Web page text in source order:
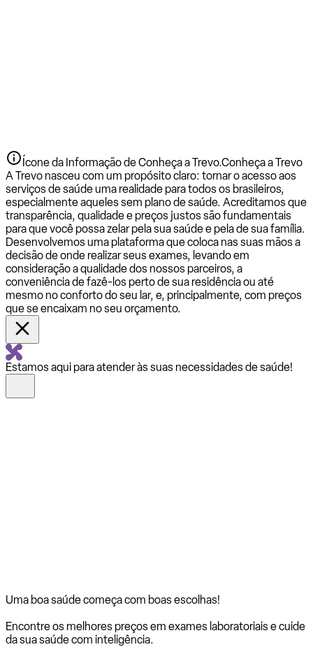
Ícone da Informação de Conheça a Trevo.Conheça a Trevo
A Trevo nasceu com um propósito claro: tornar o acesso aos
serviços de saúde uma realidade para todos os brasileiros,
especialmente aqueles sem plano de saúde. Acreditamos que
transparência, qualidade e preços justos são fundamentais
para que você possa zelar pela sua saúde e pela de sua família.
Desenvolvemos uma plataforma que coloca nas suas mãos a
decisão de onde realizar seus exames, levando em
consideração a qualidade dos nossos parceiros, a
conveniência de fazê-los perto de sua residência ou até
mesmo no conforto do seu lar, e, principalmente, com preços
que se encaixam no seu orçamento.
Estamos aqui para atender às suas necessidades de saúde!
Uma boa saúde começa com boas escolhas!
Encontre os melhores preços em exames laboratoriais e cuide
da sua saúde com inteligência.